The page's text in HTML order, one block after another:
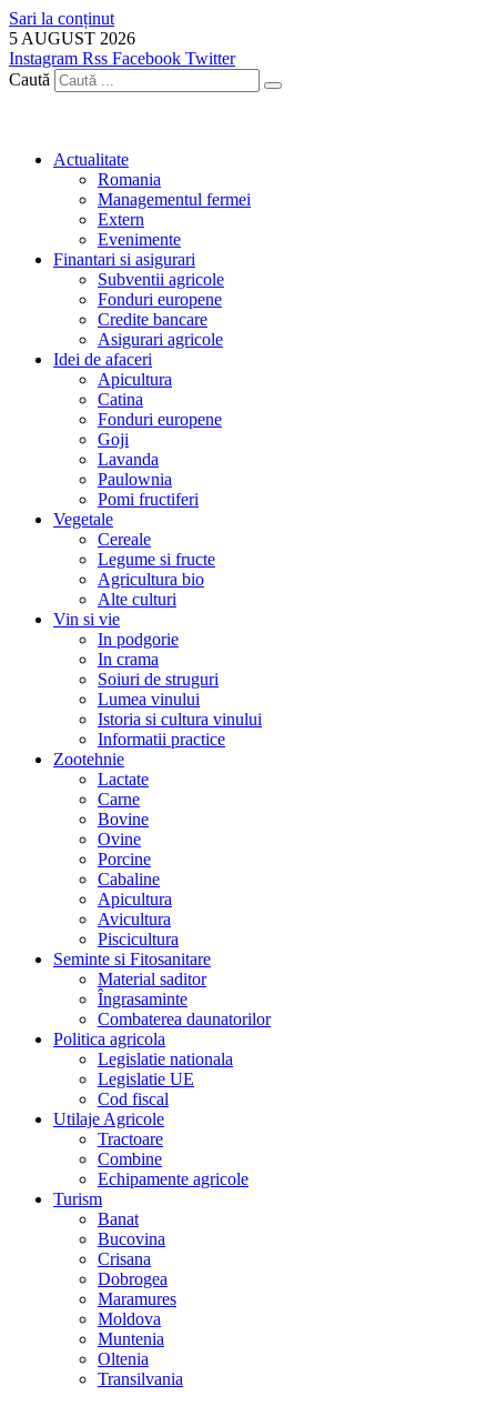
Sari la conținut
5 AUGUST 2026
Instagram Rss Facebook Twitter
Caută
Actualitate
Romania
Managementul fermei
Extern
Evenimente
Finantari si asigurari
Subventii agricole
Fonduri europene
Credite bancare
Asigurari agricole
Idei de afaceri
Apicultura
Catina
Fonduri europene
Goji
Lavanda
Paulownia
Pomi fructiferi
Vegetale
Cereale
Legume si fructe
Agricultura bio
Alte culturi
Vin si vie
In podgorie
In crama
Soiuri de struguri
Lumea vinului
Istoria si cultura vinului
Informatii practice
Zootehnie
Lactate
Carne
Bovine
Ovine
Porcine
Cabaline
Apicultura
Avicultura
Piscicultura
Seminte si Fitosanitare
Material saditor
Îngrasaminte
Combaterea daunatorilor
Politica agricola
Legislatie nationala
Legislatie UE
Cod fiscal
Utilaje Agricole
Tractoare
Combine
Echipamente agricole
Turism
Banat
Bucovina
Crisana
Dobrogea
Maramures
Moldova
Muntenia
Oltenia
Transilvania